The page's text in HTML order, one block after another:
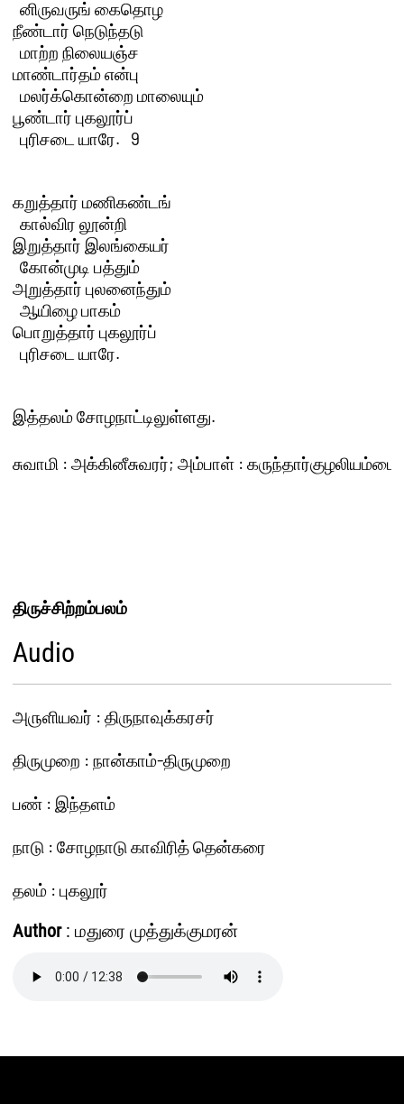
  னிருவருங் கைதொழ
நீண்டார் நெடுந்தடு
  மாற்ற நிலையஞ்ச
மாண்டார்தம் என்பு
  மலர்க்கொன்றை மாலையும்
பூண்டார் புகலூர்ப்
  புரிசடை யாரே.   9
கறுத்தார் மணிகண்டங்
  கால்விர லூன்றி
இறுத்தார் இலங்கையர்
  கோன்முடி பத்தும்
அறுத்தார் புலனைந்தும்
  ஆயிழை பாகம்
பொறுத்தார் புகலூர்ப்
  புரிசடை யாரே.
இத்தலம் சோழநாட்டிலுள்ளது.
திருச்சிற்றம்பலம்
Audio
அ௫ளியவர் : திருநாவுக்கரசர்
திருமுறை : நான்காம்-திருமுறை
பண் : இந்தளம்
நாடு : சோழநாடு காவிரித் தென்கரை
தலம் : புகலூர்
Author: மதுரை முத்துக்குமரன்